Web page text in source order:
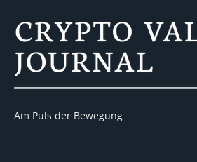
Am Puls der Bewegung